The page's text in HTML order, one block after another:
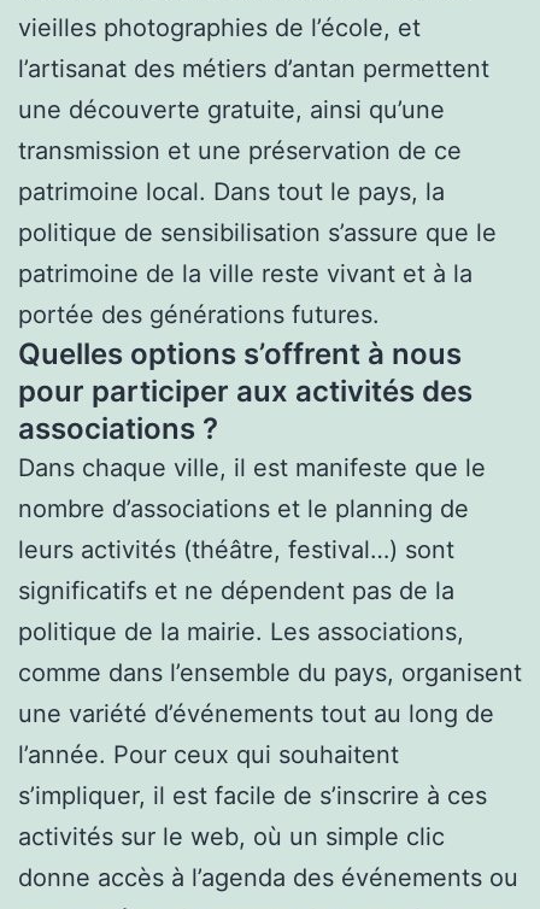
vieilles photographies de l’école, et
l’artisanat des métiers d’antan permettent
une découverte gratuite, ainsi qu’une
transmission et une préservation de ce
patrimoine local. Dans tout le pays, la
politique de sensibilisation s’assure que le
patrimoine de la ville reste vivant et à la
portée des générations futures.
Quelles options s’offrent à nous
pour participer aux activités des
associations ?
Dans chaque ville, il est manifeste que le
nombre d’associations et le planning de
leurs activités (théâtre, festival…) sont
significatifs et ne dépendent pas de la
politique de la mairie. Les associations,
comme dans l’ensemble du pays, organisent
une variété d’événements tout au long de
l’année. Pour ceux qui souhaitent
s’impliquer, il est facile de s’inscrire à ces
activités sur le web, où un simple clic
donne accès à l’agenda des événements ou